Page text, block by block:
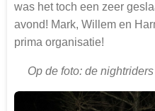
was het toch een zeer
avond! Mark, Willem en
prima organisatie!
Op de foto: de